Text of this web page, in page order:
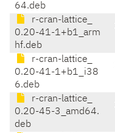
64.deb
r-cran-lattice_
0.20-41-1+b1_arm
hf.deb
r-cran-lattice_
0.20-41-1+b1_i38
6.deb
r-cran-lattice_
0.20-45-3_amd64.
deb